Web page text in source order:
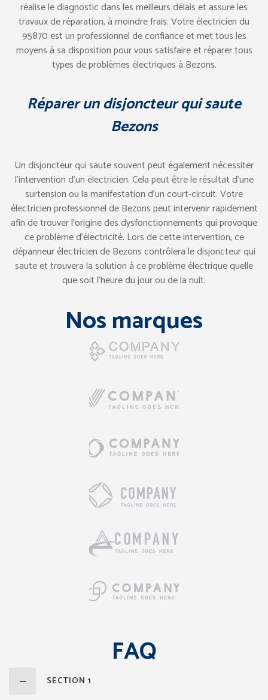
réalise le diagnostic dans les meilleurs délais et assure les
travaux de réparation, à moindre frais. Votre électricien du
95870 est un professionnel de confiance et met tous les
moyens à sa disposition pour vous satisfaire et réparer tous
types de problèmes électriques à Bezons.
Réparer un disjoncteur qui saute
Bezons
Un disjoncteur qui saute souvent peut également nécessiter
l’intervention d’un électricien. Cela peut être le résultat d’une
surtension ou la manifestation d’un court-circuit. Votre
électricien professionnel de Bezons peut intervenir rapidement
afin de trouver l’origine des dysfonctionnements qui provoque
ce problème d’électricité. Lors de cette intervention, ce
dépanneur électricien de Bezons contrôlera le disjoncteur qui
saute et trouvera la solution à ce problème électrique quelle
que soit l’heure du jour ou de la nuit.
Nos marques
FAQ
SECTION 1